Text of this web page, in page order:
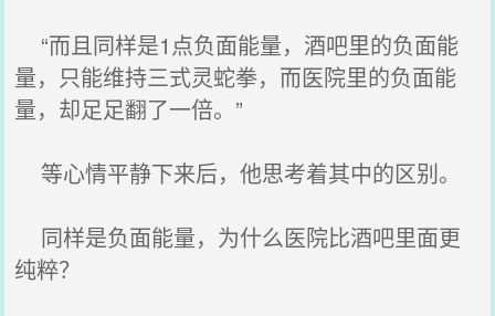
“而且同样是1点负面能量，酒吧里的负面能
量，只能维持三式灵蛇拳，而医院里的负面能
量，却足足翻了一倍。”
等心情平静下来后，他思考着其中的区别。
同样是负面能量，为什么医院比酒吧里面更
纯粹？